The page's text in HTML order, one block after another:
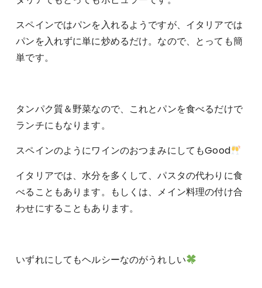
スペインではパンを入れるようですが、イタリアでは
パンを入れずに単に炒めるだけ。なので、とっても簡
単です。
タンパク質＆野菜なので、これとパンを食べるだけで
ランチにもなります。
スペインのようにワインのおつまみにしてもGood
イタリアでは、水分を多くして、パスタの代わりに食
べることもあります。もしくは、メイン料理の付け合
わせにすることもあります。
いずれにしてもヘルシーなのがうれしい